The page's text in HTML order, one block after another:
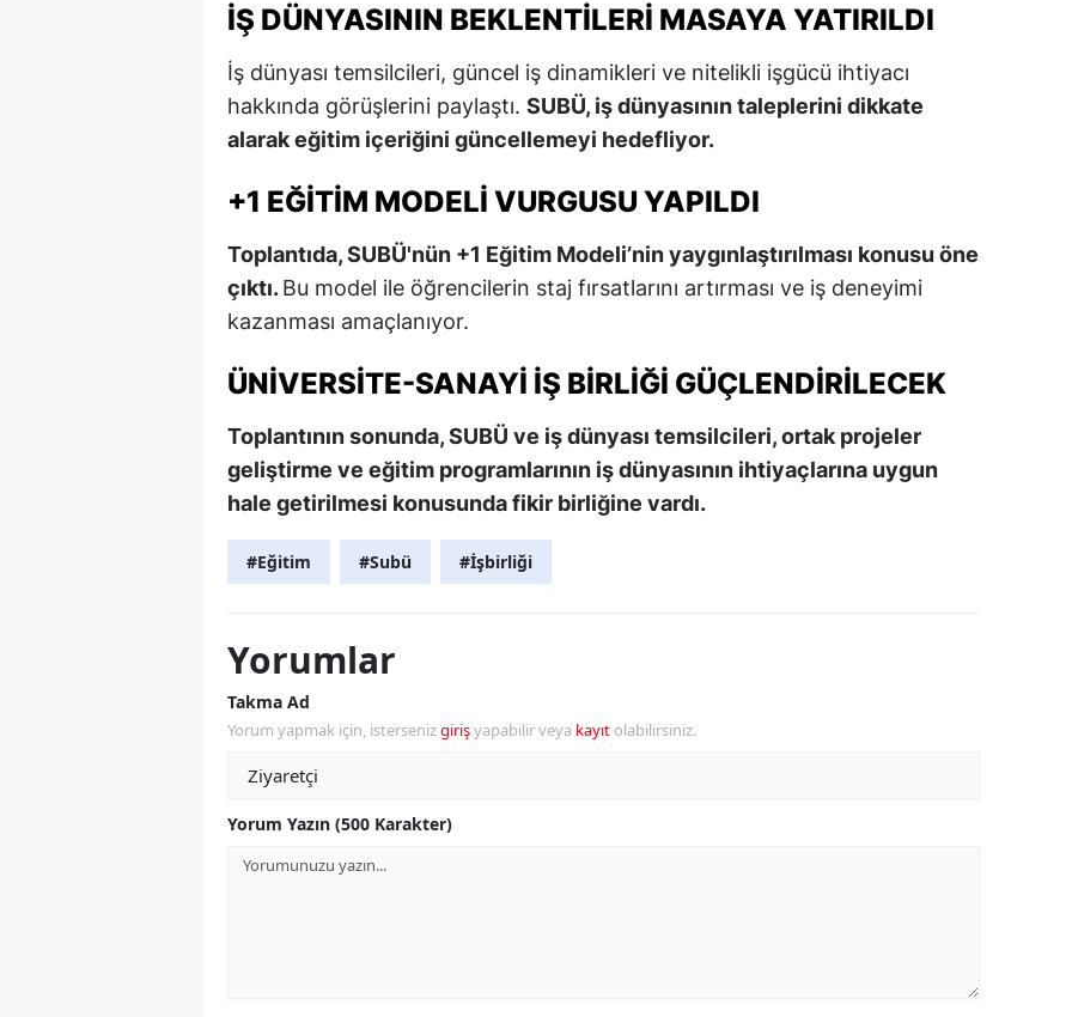
İŞ DÜNYASININ BEKLENTILERI MASAYA YATIRILDI
İş dünyası temsilcileri, güncel iş dinamikleri ve nitelikli işgücü ihtiyacı
hakkında görüşlerini paylaştı. SUBÜ, iş dünyasının taleplerini dikkate
alarak eğitim içeriğini güncellemeyi hedefliyor.
+1 EĞITIM MODELI VURGUSU YAPILDI
Toplantıda, SUBÜ'nün +1 Eğitim Modeli’nin yaygınlaştırılması konusu öne
çıktı.Bu model ile öğrencilerin staj fırsatlarını artırması ve iş deneyimi
kazanması amaçlanıyor.
ÜNIVERSITE-SANAYI İŞ BIRLIĞI GÜÇLENDIRILECEK
Toplantının sonunda, SUBÜ ve iş dünyası temsilcileri, ortak projeler
geliştirme ve eğitim programlarının iş dünyasının ihtiyaçlarına uygun
hale getirilmesi konusunda fikir birliğine vardı.
#Eğitim #Subü #İşbirliği
Yorumlar
Takma Ad
Yorum yapmak için, istersenizgirişyapabilir veya kayıt olabilirsiniz.
Yorum Yazın (500 Karakter)